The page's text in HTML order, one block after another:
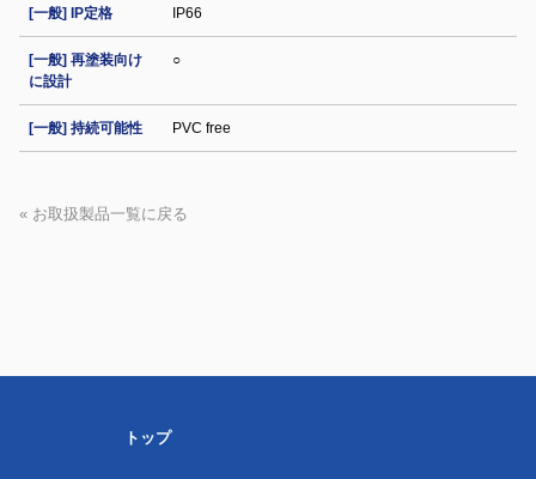
[一般] IP定格 IP66
[一般] 再塗装向け
に設計
○
[一般] 持続可能性 PVC free
« お取扱製品一覧に戻る
トップ